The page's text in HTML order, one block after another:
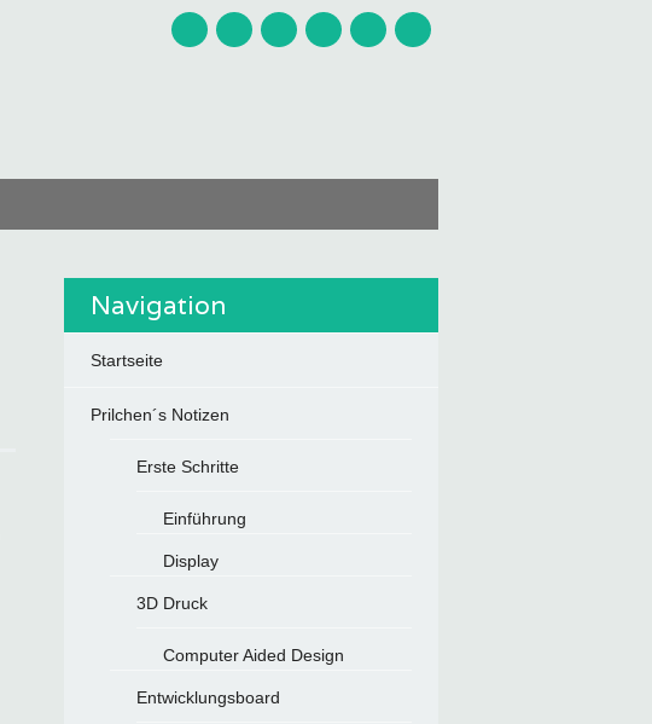
Navigation
Startseite
Prilchen´s Notizen
Erste Schritte
Einführung
Display
3D Druck
Computer Aided Design
Entwicklungsboard